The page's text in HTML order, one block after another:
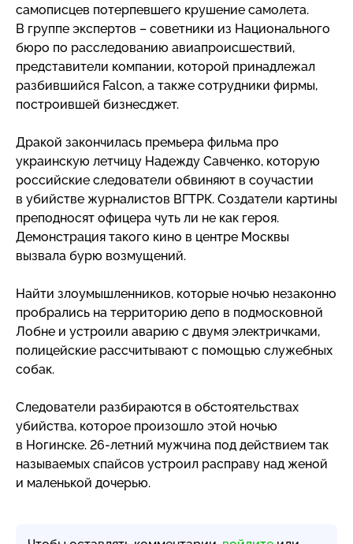
самописцев потерпевшего крушение самолета.
В группе экспертов – советники из Национального
бюро по расследованию авиапроисшествий,
представители компании, которой принадлежал
разбившийся Falcon, а также сотрудники фирмы,
построившей бизнесджет.
Дракой закончилась премьера фильма про
украинскую летчицу Надежду Савченко, которую
российские следователи обвиняют в соучастии
в убийстве журналистов ВГТРК. Создатели картины
преподносят офицера чуть ли не как героя.
Демонстрация такого кино в центре Москвы
вызвала бурю возмущений.
Найти злоумышленников, которые ночью незаконно
пробрались на территорию депо в подмосковной
Лобне и устроили аварию с двумя электричками,
полицейские рассчитывают с помощью служебных
собак.
Следователи разбираются в обстоятельствах
убийства, которое произошло этой ночью
в Ногинске. 26-летний мужчина под действием так
называемых спайсов устроил расправу над женой
и маленькой дочерью.